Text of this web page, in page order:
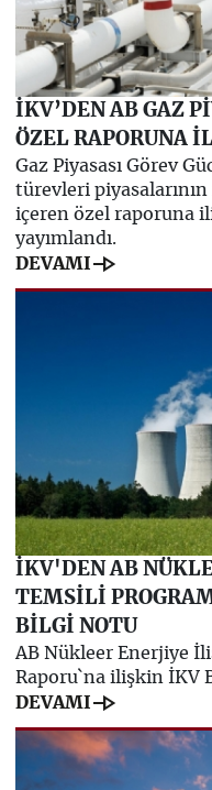
İKV’DEN AB GAZ
ÖZEL RAPORUNA
Gaz Piyasası Görev
türevleri
içeren özel raporuna
yayımlandı.
DEVAMI line_end_arrow
İKV'DEN AB
TEMSİLİ
BİLGİ NOTU
AB Nükleer Enerjiye
Raporu`na ilişkin İKV
DEVAMI line_end_arrow